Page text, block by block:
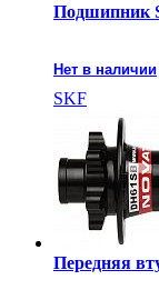
Подшипник
Нет в наличии
SKF
Передняя